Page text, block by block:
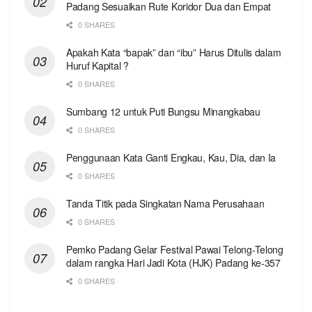
Padang Sesuaikan Rute Koridor Dua dan Empat
0 SHARES
Apakah Kata “bapak” dan “ibu” Harus Ditulis dalam
Huruf Kapital ?
0 SHARES
Sumbang 12 untuk Puti Bungsu Minangkabau
0 SHARES
Penggunaan Kata Ganti Engkau, Kau, Dia, dan Ia
0 SHARES
Tanda Titik pada Singkatan Nama Perusahaan
0 SHARES
Pemko Padang Gelar Festival Pawai Telong-Telong
dalam rangka Hari Jadi Kota (HJK) Padang ke-357
0 SHARES